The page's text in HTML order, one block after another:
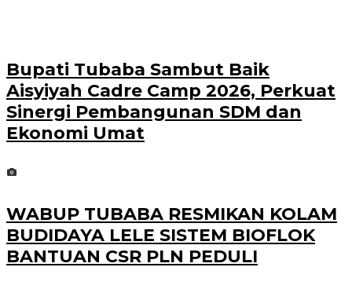
Bupati Tubaba Sambut Baik
Aisyiyah Cadre Camp 2026, Perkuat
Sinergi Pembangunan SDM dan
Ekonomi Umat
WABUP TUBABA RESMIKAN KOLAM
BUDIDAYA LELE SISTEM BIOFLOK
BANTUAN CSR PLN PEDULI